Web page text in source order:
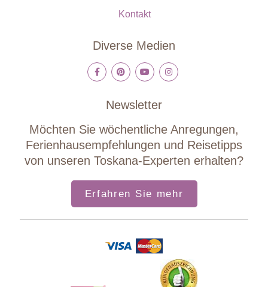
Kontakt
Diverse Medien
Newsletter
Möchten Sie wöchentliche Anregungen,
Ferienhausempfehlungen und Reisetipps
von unseren Toskana-Experten erhalten?
Erfahren Sie mehr